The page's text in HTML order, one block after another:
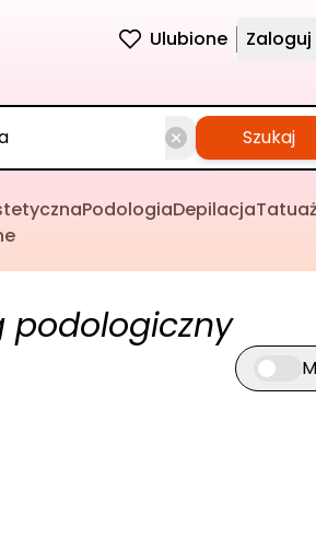
Ulubione Zaloguj
Szukaj
PodologiaDepilacja
podologiczny